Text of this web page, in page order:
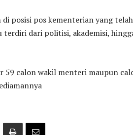
posisi pos kementerian yang telah
terdiri dari politisi, akademisi,
59 calon wakil menteri maupun